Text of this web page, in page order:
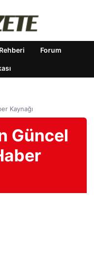
Forum
Kaynağı
Güncel